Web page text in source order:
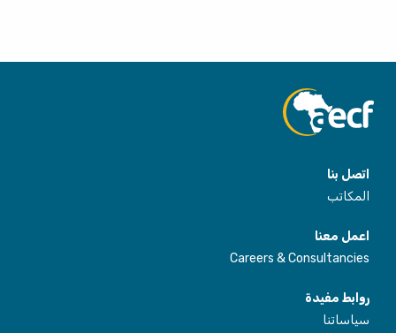
اتصل بنا
المكاتب
اعمل معنا
Careers & Consultancies
روابط مفيدة
سياساتنا